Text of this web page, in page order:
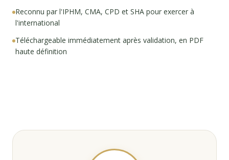
Reconnu par l'IPHM, CMA, CPD et SHA pour exercer à
l'international
Téléchargeable immédiatement après validation, en PDF
haute définition